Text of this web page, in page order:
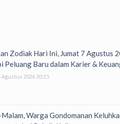
Zodiak Hari Ini, Jumat 7 Agustus
Peluang Baru dalam Karier &
Agustus 2026 20:15
Warga Gondomanan